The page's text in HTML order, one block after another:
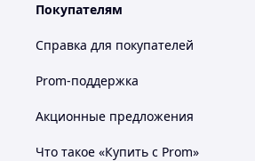
Покупателям
Справка для покупателей
Prom-поддержка
Акционные предложения
Что такое «Купить с Prom»